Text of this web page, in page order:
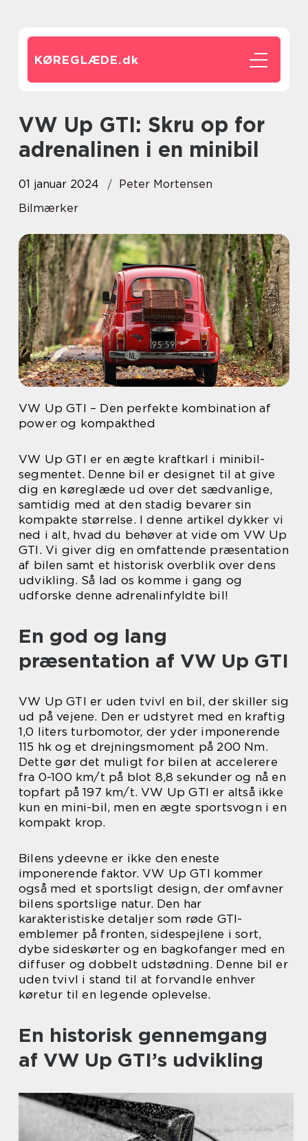
KØREGLÆDE.dk
VW Up GTI: Skru op for
adrenalinen i en minibil
01 januar 2024
Peter Mortensen
Bilmærker
VW Up GTI – Den perfekte kombination af
power og kompakthed
VW Up GTI er en ægte kraftkarl i minibil-
segmentet. Denne bil er designet til at give
dig en køreglæde ud over det sædvanlige,
samtidig med at den stadig bevarer sin
kompakte størrelse. I denne artikel dykker vi
ned i alt, hvad du behøver at vide om VW Up
GTI. Vi giver dig en omfattende præsentation
af bilen samt et historisk overblik over dens
udvikling. Så lad os komme i gang og
udforske denne adrenalinfyldte bil!
En god og lang
præsentation af VW Up GTI
VW Up GTI er uden tvivl en bil, der skiller sig
ud på vejene. Den er udstyret med en kraftig
1,0 liters turbomotor, der yder imponerende
115 hk og et drejningsmoment på 200 Nm.
Dette gør det muligt for bilen at accelerere
fra 0-100 km/t på blot 8,8 sekunder og nå en
topfart på 197 km/t. VW Up GTI er altså ikke
kun en mini-bil, men en ægte sportsvogn i en
kompakt krop.
Bilens ydeevne er ikke den eneste
imponerende faktor. VW Up GTI kommer
også med et sportsligt design, der omfavner
bilens sportslige natur. Den har
karakteristiske detaljer som røde GTI-
emblemer på fronten, sidespejlene i sort,
dybe sideskørter og en bagkofanger med en
diffuser og dobbelt udstødning. Denne bil er
uden tvivl i stand til at forvandle enhver
køretur til en legende oplevelse.
En historisk gennemgang
af VW Up GTI’s udvikling